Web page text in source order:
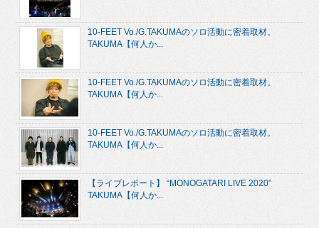
10-FEET Vo./G.TAKUMAのソロ活動に密着取材。
TAKUMA【何人か...
10-FEET Vo./G.TAKUMAのソロ活動に密着取材。
TAKUMA【何人か...
10-FEET Vo./G.TAKUMAのソロ活動に密着取材。
TAKUMA【何人か...
【ライブレポート】 “MONOGATARI LIVE 2020”
TAKUMA【何人か...